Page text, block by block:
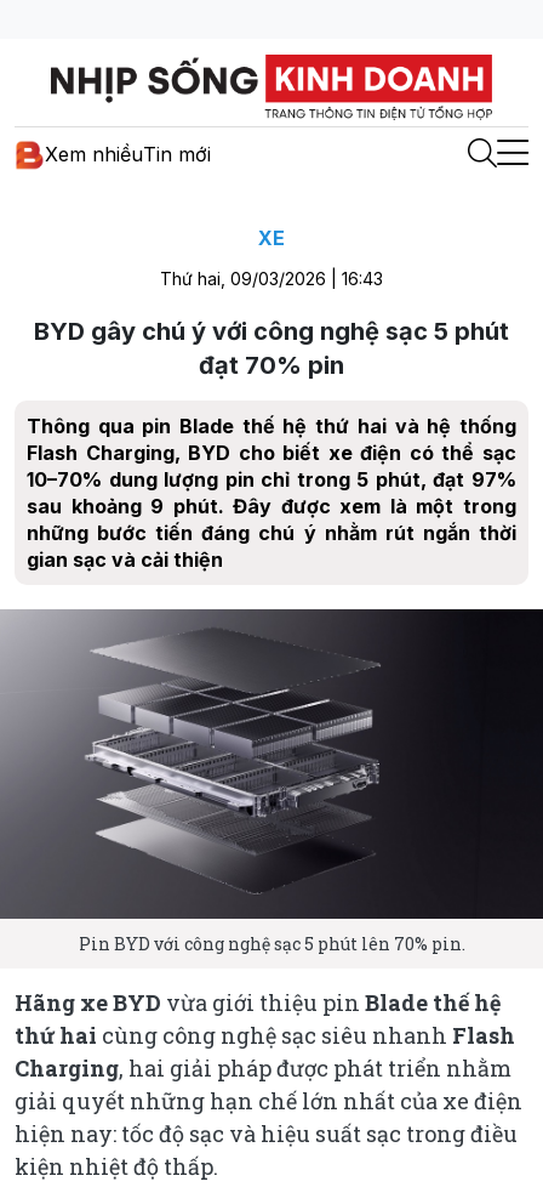
Xem nhiềuTin mới
XE
Thứ hai, 09/03/2026 | 16:43
BYD gây chú ý với công nghệ sạc 5 phút
đạt 70% pin
Thông qua pin Blade thế hệ thứ hai và hệ thống
Flash Charging, BYD cho biết xe điện có thể sạc
10–70% dung lượng pin chỉ trong 5 phút, đạt 97%
sau khoảng 9 phút. Đây được xem là một trong
những bước tiến đáng chú ý nhằm rút ngắn thời
gian sạc và cải thiện
Pin BYD với công nghệ sạc 5 phút lên 70% pin.
Hãng xe BYD vừa giới thiệu pin Blade thế hệ
thứ hai cùng công nghệ sạc siêu nhanh Flash
Charging, hai giải pháp được phát triển nhằm
giải quyết những hạn chế lớn nhất của xe điện
hiện nay: tốc độ sạc và hiệu suất sạc trong điều
kiện nhiệt độ thấp.